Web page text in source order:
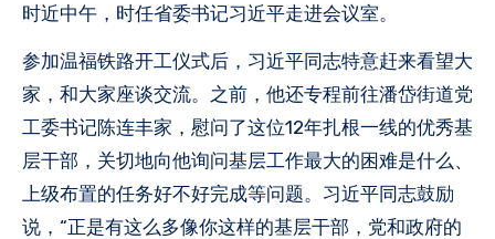
时近中午，时任省委书记习近平走进会议室。
参加温福铁路开工仪式后，习近平同志特意赶来看望大
家，和大家座谈交流。之前，他还专程前往潘岱街道党
工委书记陈连丰家，慰问了这位12年扎根一线的优秀基
层干部，关切地向他询问基层工作最大的困难是什么、
上级布置的任务好不好完成等问题。习近平同志鼓励
说，“正是有这么多像你这样的基层干部，党和政府的